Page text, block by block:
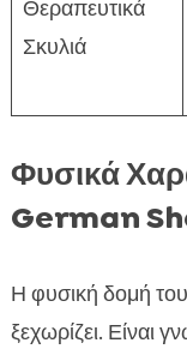
Θεραπευτικά
Σκυλιά
Φυσικά
German
Η φυσική δομή
ξεχωρίζει. Είναι